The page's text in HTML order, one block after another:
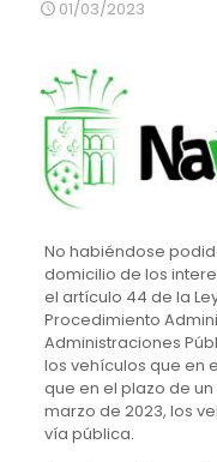
01/03/2023
No habiéndose
domicilio de los
el artículo 44 de la
Procedimiento
Administraciones
los vehículos que en
que en el plazo de
marzo de 2023, los
vía pública.